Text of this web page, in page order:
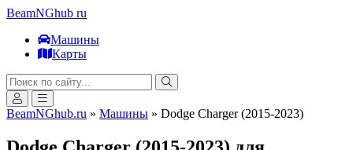
BeamNGhub ru
Машины
Карты
BeamNGhub.ru » Машины » Dodge Charger (2015-2023)